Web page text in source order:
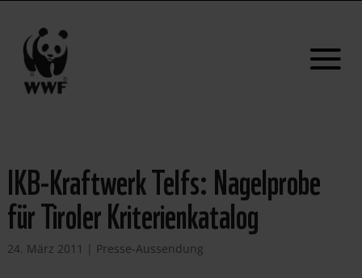
IKB-Kraftwerk Telfs: Nagelprobe
für Tiroler Kriterienkatalog
24. März 2011 | Presse-Aussendung